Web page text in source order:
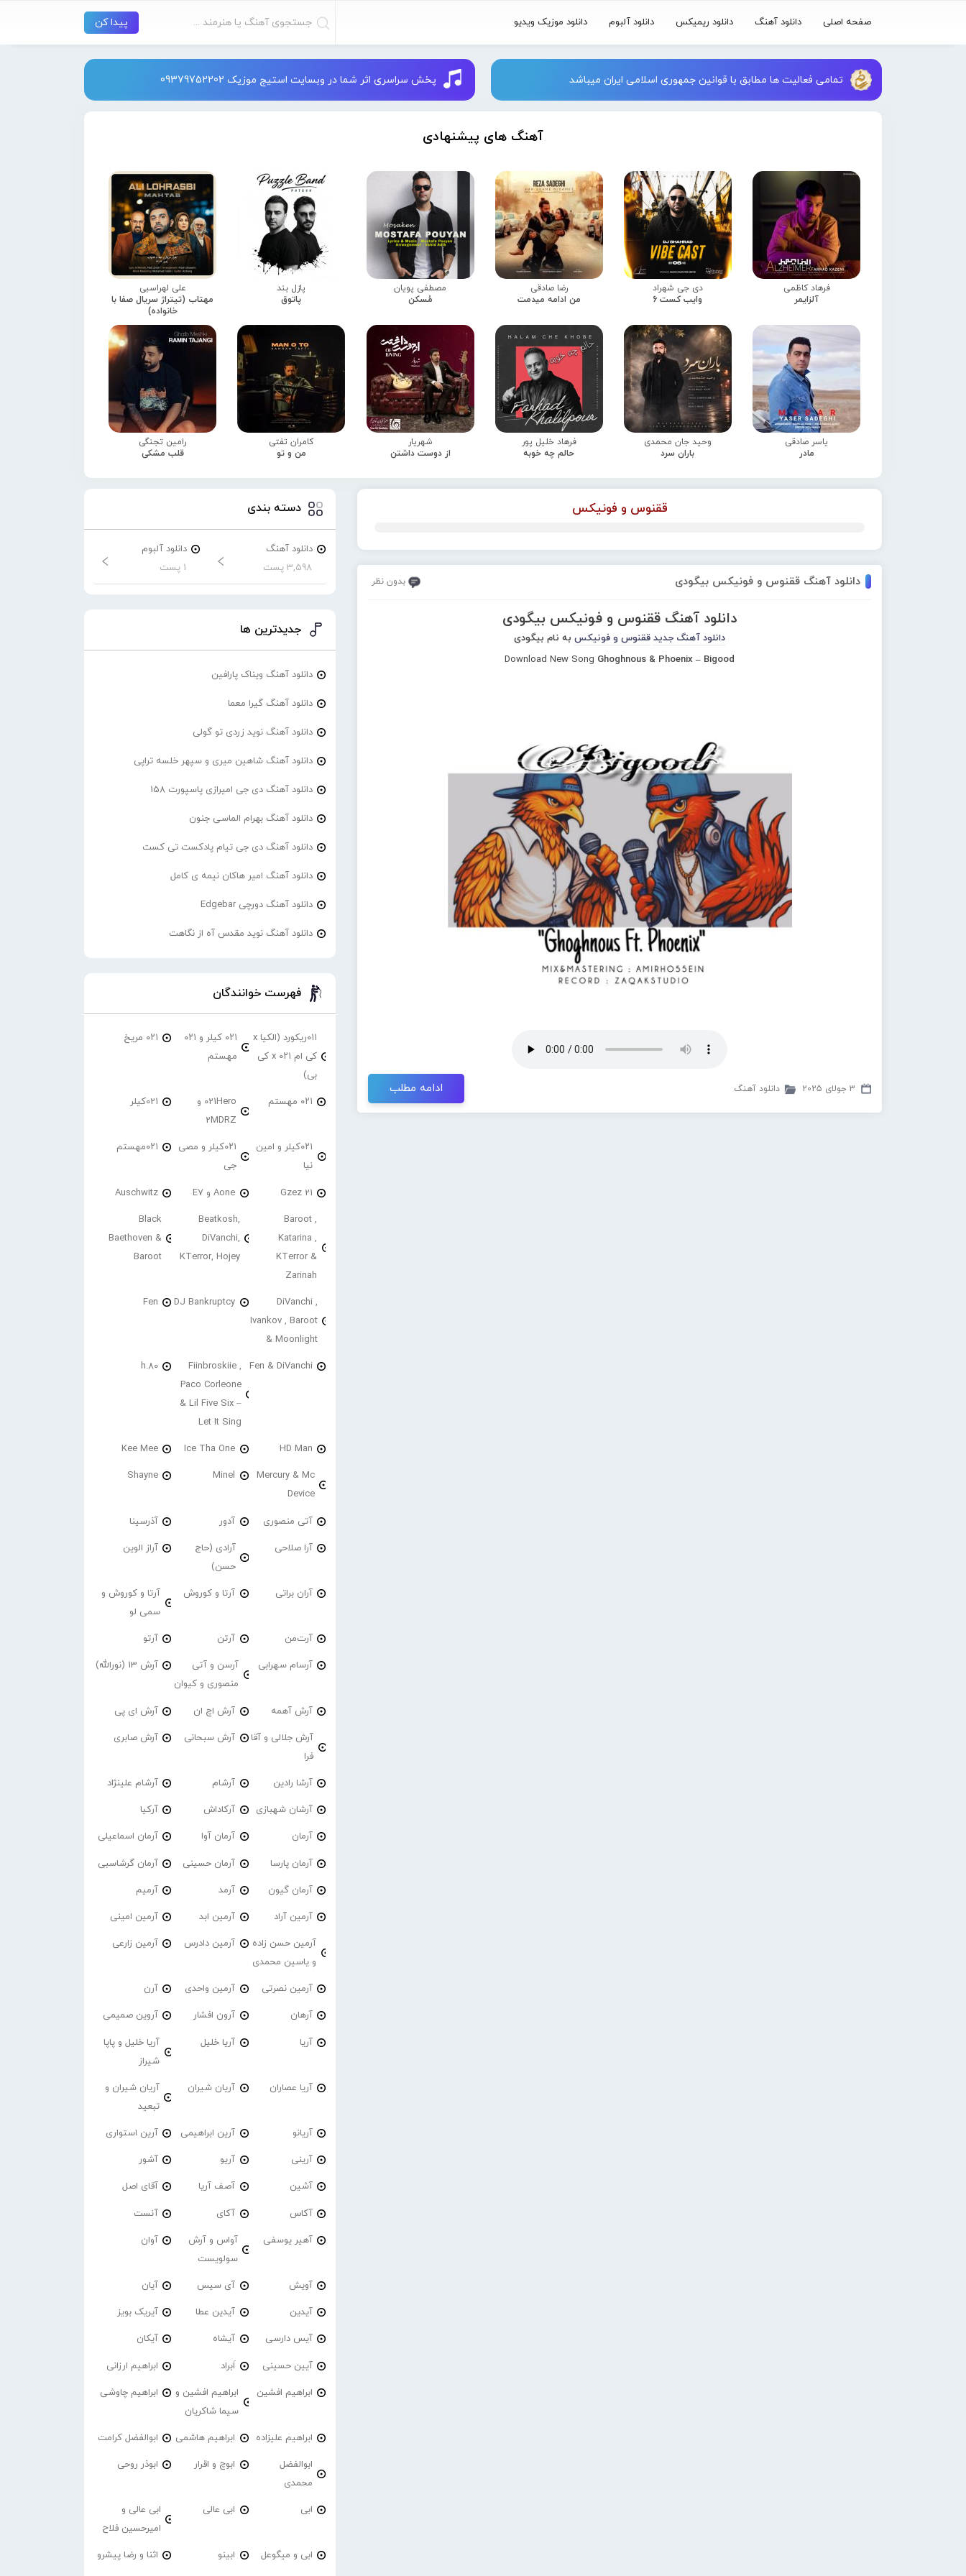
صفحه اصلی دانلود آهنگ دانلود ریمیکس دانلود آلبوم دانلود موزیک ویدیو
تمامی فعالیت ها مطابق با قوانین جمهوری اسلامی ایران میباشد پخش سراسری اثر شما در وبسایت استیج موزیک 09379752202
آهنگ های پیشنهادی
فرهاد کاظمی
آلزایمر
دی جی شهراد
وایب کست 6
رضا صادقی
من ادامه میدمت
مصطفی پویان
مُسکن
پازل بند
پاتوق
علی لهراسبی
مهتاب (تیتراژ سریال صفا با
خانواده)
یاسر صادقی
مادر
وحید جان محمدی
باران سرد
فرهاد خلیل پور
حالم چه خوبه
شهریار
از دوست داشتن
کامران تفتی
من و تو
رامین تجنگی
قلب مشکی
ققنوس و فونیکس
دانلود آهنگ ققنوس و فونیکس بیگودی بدون نظر
دانلود آهنگ ققنوس و فونیکس بیگودی
دانلود آهنگ جدید ققنوس و فونیکس به نام بیگودی
Download New Song Ghoghnous & Phoenix – Bigood
3 جولای 2025 دانلود آهنگ ادامه مطلب
دسته بندی
دانلود آهنگ
3,598 پست
دانلود آلبوم
1 پست
جدیدترین ها
دانلود آهنگ ویناک پارافین
دانلود آهنگ گیرا معما
دانلود آهنگ نوید زردی تو گولی
دانلود آهنگ شاهین میری و سپهر خلسه تراپی
دانلود آهنگ دی جی امیرازی پاسپورت 158
دانلود آهنگ بهرام الماسی جنون
دانلود آهنگ دی جی تیام پادکست تی کست
دانلود آهنگ امیر هاکان نیمه ی کامل
دانلود آهنگ دورچی Edgebar
دانلود آهنگ نوید مقدس آه از نگاهت
فهرست خوانندگان
۰۱۱ریکورد (الکیا x
کی ام ۰۲۱ x کی
بی)
۰۲۱ کیلر و ۰۲۱
مهستم
۰۲۱ مریخ
۰۲۱ مهستم
021Hero و
2MDRZ
021کیلر
۰۲۱کیلر و امین
نیا
۰۲۱کیلر و مصی
جی
۰۲۱مهستم
21 Gzez Aone و E7 Auschwitz
Baroot ,
Katarina ,
KTerror &
Zarinah
Beatkosh,
DiVanchi,
KTerror, Hojey
Black
Baethoven &
Baroot
DiVanchi ,
Ivankov , Baroot
& Moonlight
DJ Bankruptcy
Fen
Fen & DiVanchi
Fiinbroskiie ,
Paco Corleone
& Lil Five Six –
Let It Sing
h.80
HD Man
Ice Tha One
Kee Mee
Mercury & Mc
Device
Minel
Shayne
آتی منصوری آدور آذرسینا
آرا صلاحی
آرادی (حاج
حسن)
آراز الوین
آران براتی آرتا و کوروش
آرتا و کوروش و
سمی لو
آرت‌من آرتن آرتو
آرسام سهرابی
آرسن و آتی
منصوری و کیوان
آرش 13 (نورالله)
آرش آهمه آرش اچ ان آرش ای پی
آرش جلالی و آقا
فرا
آرش سبحانی آرش صابری
آرشا رادین آرشام آرشام علینژاد
آرشان شهبازی آرکاداش آرکیا
آرمان آرمان آوا آرمان اسماعیلی
آرمان پارسا آرمان حسینی آرمان گرشاسبی
آرمان گیون آرمد آرمیم
آرمین آراد آرمین ابد آرمین امینی
آرمین حسن زاده
و یاسین محمدی
آرمین دادرس آرمین زارعی
آرمین نصرتی آرمین واحدی آرن
آرهان آرون افشار آروین صمیمی
آریا آریا خلیل
آریا خلیل و پاپا
شیراز
آریا عصاران آریان شیران
آریان شیران و
تبعید
آریانو آرین ابراهیمی آرین استواری
آرینی آریو آشور
آشین آصف آریا آقای اصل
آکاس آکای آنست
آهیر یوسفی
آواس و آرش
سولویست
آوان
آویش آی سیس آیان
آیدین آیدین عطا آیریک بویز
آیس دارسی آیشاه آیکان
آیین حسینی اَبراد ابراهیم ارزانی
ابراهیم افشین
ابراهیم افشین و
سیما شاکریان
ابراهیم چاوشی
ابراهیم علیزاده ابراهیم هاشمی ابوالفضل کرامت
ابوالفضل
محمدی
ابوچ و اقرار ابوذر روحی
ابی ابی عالی
ابی عالی و
امیرحسین فلاح
ابی و میگوعل ابینو اثنا و رضا پیشرو